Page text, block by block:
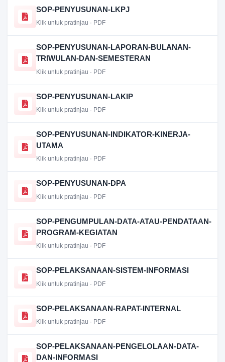
SOP-PENYUSUNAN-LKPJ
Klik untuk pratinjau · PDF
SOP-PENYUSUNAN-LAPORAN-BULANAN-
TRIWULAN-DAN-SEMESTERAN
Klik untuk pratinjau · PDF
SOP-PENYUSUNAN-LAKIP
Klik untuk pratinjau · PDF
SOP-PENYUSUNAN-INDIKATOR-KINERJA-
UTAMA
Klik untuk pratinjau · PDF
SOP-PENYUSUNAN-DPA
Klik untuk pratinjau · PDF
SOP-PENGUMPULAN-DATA-ATAU-PENDATAAN-
PROGRAM-KEGIATAN
Klik untuk pratinjau · PDF
SOP-PELAKSANAAN-SISTEM-INFORMASI
Klik untuk pratinjau · PDF
SOP-PELAKSANAAN-RAPAT-INTERNAL
Klik untuk pratinjau · PDF
SOP-PELAKSANAAN-PENGELOLAAN-DATA-
DAN-INFORMASI